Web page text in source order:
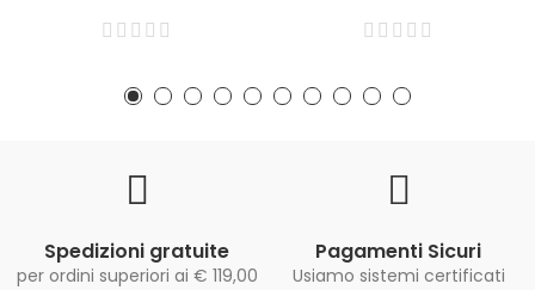
Spedizioni gratuite
per ordini superiori ai € 119,00
Pagamenti Sicuri
Usiamo sistemi certificati